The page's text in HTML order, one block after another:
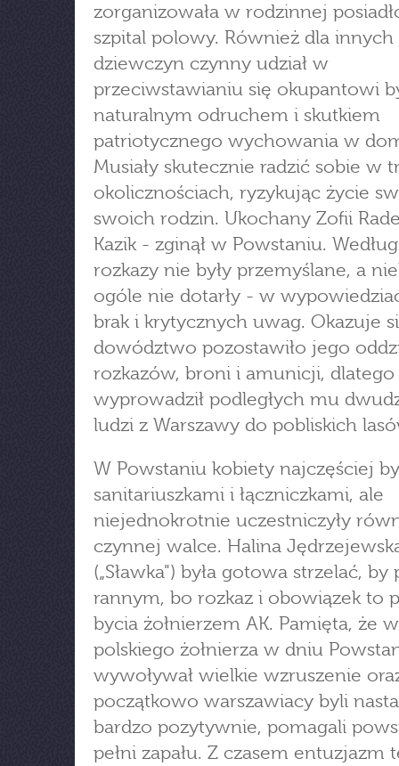
zorganizowała w rodzinnej
szpital polowy. Również dla innych
dziewczyn czynny udział w
przeciwstawianiu się okupantowi
naturalnym odruchem i skutkiem
patriotycznego wychowania w
Musiały skutecznie radzić sobie w
okolicznościach, ryzykując życie
swoich rodzin. Ukochany Zofii
Kazik - zginął w Powstaniu.
rozkazy nie były przemyślane, a
ogóle nie dotarły - w
brak i krytycznych uwag. Okazuje
dowództwo pozostawiło jego
rozkazów, broni i amunicji, dlatego
wyprowadził podległych mu
ludzi z Warszawy do pobliskich
W Powstaniu kobiety najczęściej
sanitariuszkami i łączniczkami, ale
niejednokrotnie uczestniczyły
czynnej walce. Halina
(„Sławka") była gotowa strzelać,
rannym, bo rozkaz i obowiązek to
bycia żołnierzem AK. Pamięta, że
polskiego żołnierza w dniu
wywoływał wielkie wzruszenie
początkowo warszawiacy byli
bardzo pozytywnie, pomagali
pełni zapału. Z czasem entuzjazm